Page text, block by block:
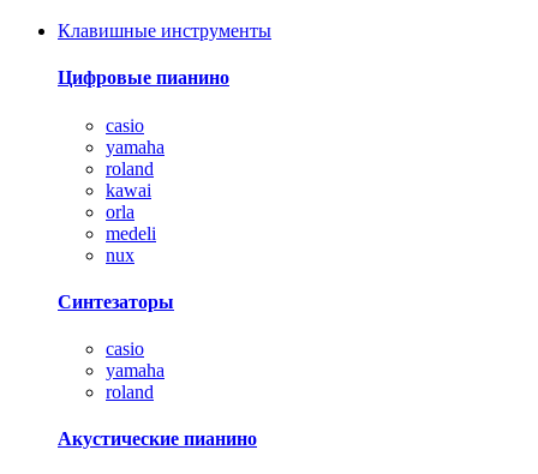
Клавишные инструменты
Цифровые пианино
casio
yamaha
roland
kawai
orla
medeli
nux
Синтезаторы
casio
yamaha
roland
Акустические пианино